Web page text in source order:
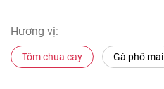
Hương vị:
Tôm chua cay Gà phô mai